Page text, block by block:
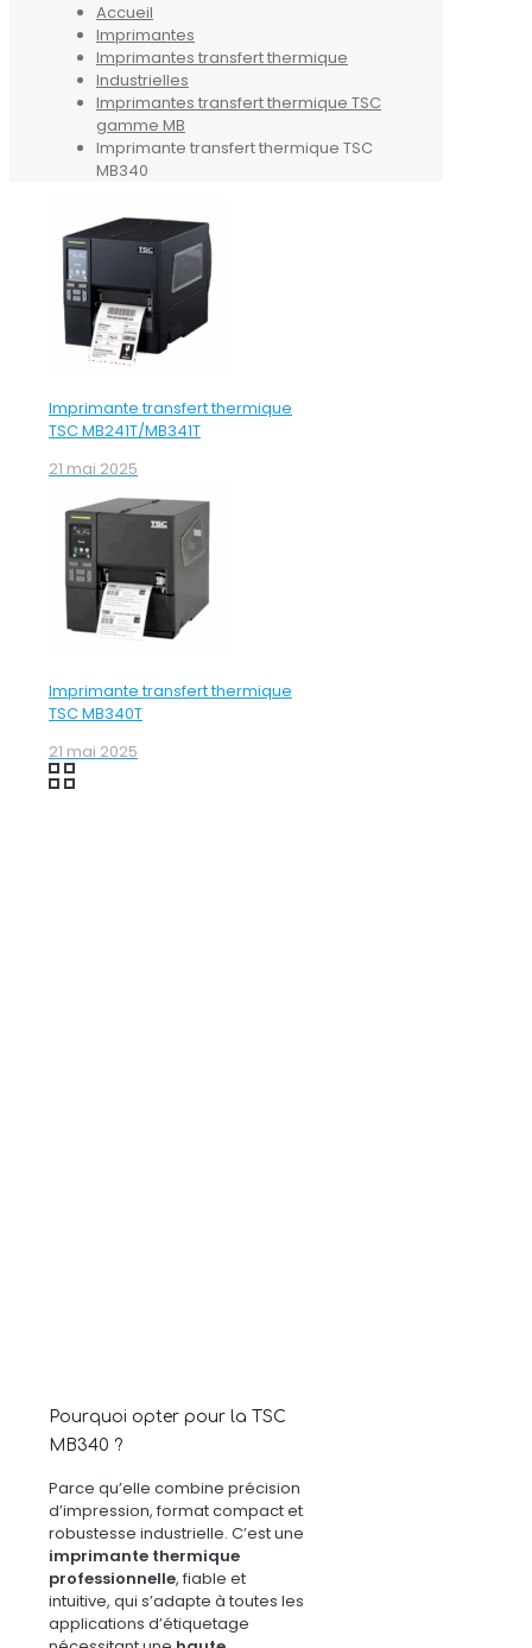
Accueil
Imprimantes
Imprimantes transfert thermique
Industrielles
Imprimantes transfert thermique TSC
gamme MB
Imprimante transfert thermique TSC
MB340
Imprimante transfert thermique
TSC MB241T/MB341T
21 mai 2025
Imprimante transfert thermique
TSC MB340T
21 mai 2025
Pourquoi opter pour la TSC
MB340 ?
Parce qu’elle combine précision
d’impression, format compact et
robustesse industrielle. C’est une
imprimante thermique
professionnelle, fiable et
intuitive, qui s’adapte à toutes les
applications d’étiquetage